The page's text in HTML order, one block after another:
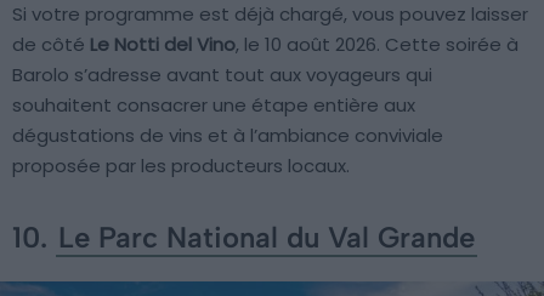
Si votre programme est déjà chargé, vous pouvez laisser
de côté Le Notti del Vino, le 10 août 2026. Cette soirée à
Barolo s’adresse avant tout aux voyageurs qui
souhaitent consacrer une étape entière aux
dégustations de vins et à l’ambiance conviviale
proposée par les producteurs locaux.
10. Le Parc National du Val Grande